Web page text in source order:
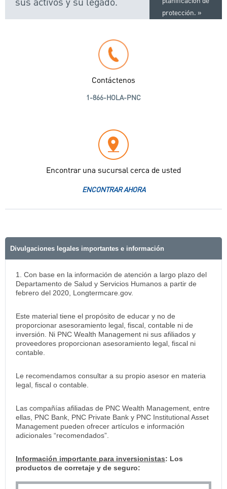
protección.
Contáctenos
1-866-HOLA-PNC
Encontrar una sucursal cerca de usted
ENCONTRAR AHORA
Divulgaciones legales importantes e información
1. Con base en la información de atención a largo plazo del
Departamento de Salud y Servicios Humanos a partir de
febrero del 2020, Longtermcare.gov.
Este material tiene el propósito de educar y no de
proporcionar asesoramiento legal, fiscal, contable ni de
inversión. Ni PNC Wealth Management ni sus afiliados y
proveedores proporcionan asesoramiento legal, fiscal ni
contable.
Le recomendamos consultar a su propio asesor en materia
legal, fiscal o contable.
Las compañías afiliadas de PNC Wealth Management, entre
ellas, PNC Bank, PNC Private Bank y PNC Institutional Asset
Management pueden ofrecer artículos e información
adicionales “recomendados”.
Información importante para inversionistas: Los
productos de corretaje y de seguro: